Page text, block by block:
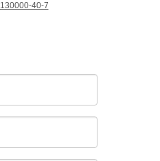
130000-40-7